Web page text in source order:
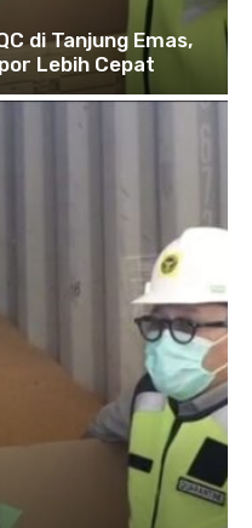
di Tanjung Emas,
Lebih Cepat